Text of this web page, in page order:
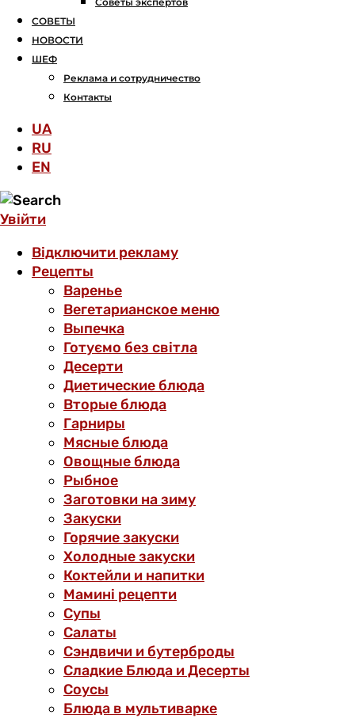
СОВЕТЫ
НОВОСТИ
ШЕФ
Реклама и сотрудничество
Контакты
UA
RU
EN
Увійти
Відключити рекламу
Рецепты
Варенье
Вегетарианское меню
Выпечка
Готуємо без світла
Десерти
Диетические блюда
Вторые блюда
Гарниры
Мясные блюда
Овощные блюда
Рыбное
Заготовки на зиму
Закуски
Горячие закуски
Холодные закуски
Коктейли и напитки
Мамині рецепти
Супы
Салаты
Сэндвичи и бутерброды
Сладкие Блюда и Десерты
Соусы
Блюда в мультиварке